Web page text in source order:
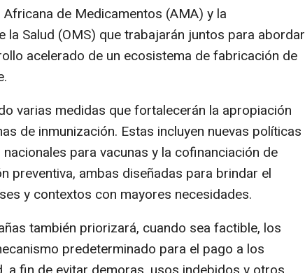
Africana de Medicamentos (AMA) y la
la Salud (OMS) que trabajarán juntos para abordar
acelerado de un ecosistema de fabricación de
varias medidas que fortalecerán la apropiación
de inmunización. Estas incluyen nuevas políticas
para vacunas y la cofinanciación de
preventiva, ambas diseñadas para brindar el
y contextos con mayores necesidades.
también priorizará, cuando sea factible, los
predeterminado para el pago a los